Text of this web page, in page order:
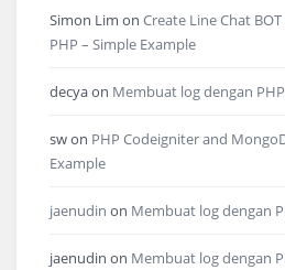
Simon Lim on Create Line Chat
PHP – Simple Example
decyaon Membuat log dengan
swon PHP Codeigniter and
Example
jaenudin on Membuat log dengan
jaenudin on Membuat log dengan